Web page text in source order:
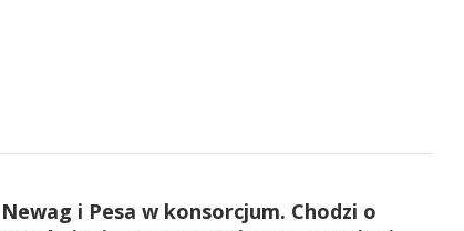
Newag i Pesa w konsorcjum. Chodzi o